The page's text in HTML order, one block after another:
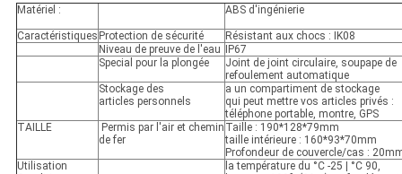
Matériel : ABS d'ingénierie
Caractéristiques Protection de sécurité
Résistant aux chocs : IK08
Niveau de preuve de l'eau
IP67
Special pour la plongée
Joint de joint circulaire, soupape de
refoulement automatique
Stockage des
articles personnels
a un compartiment de stockage
qui peut mettre vos articles privés :
téléphone portable, montre, GPS
TAILLE
Permis par l'air et chemin
de fer
Taille : 190*128*79mm
taille intérieure : 160*93*70mm
Profondeur de couvercle/cas :
Utilisation
la température du °C -25 | °C 90,